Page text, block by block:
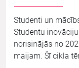
Studenti un
Studentu
norisinājās no
maijam. Šī cikla